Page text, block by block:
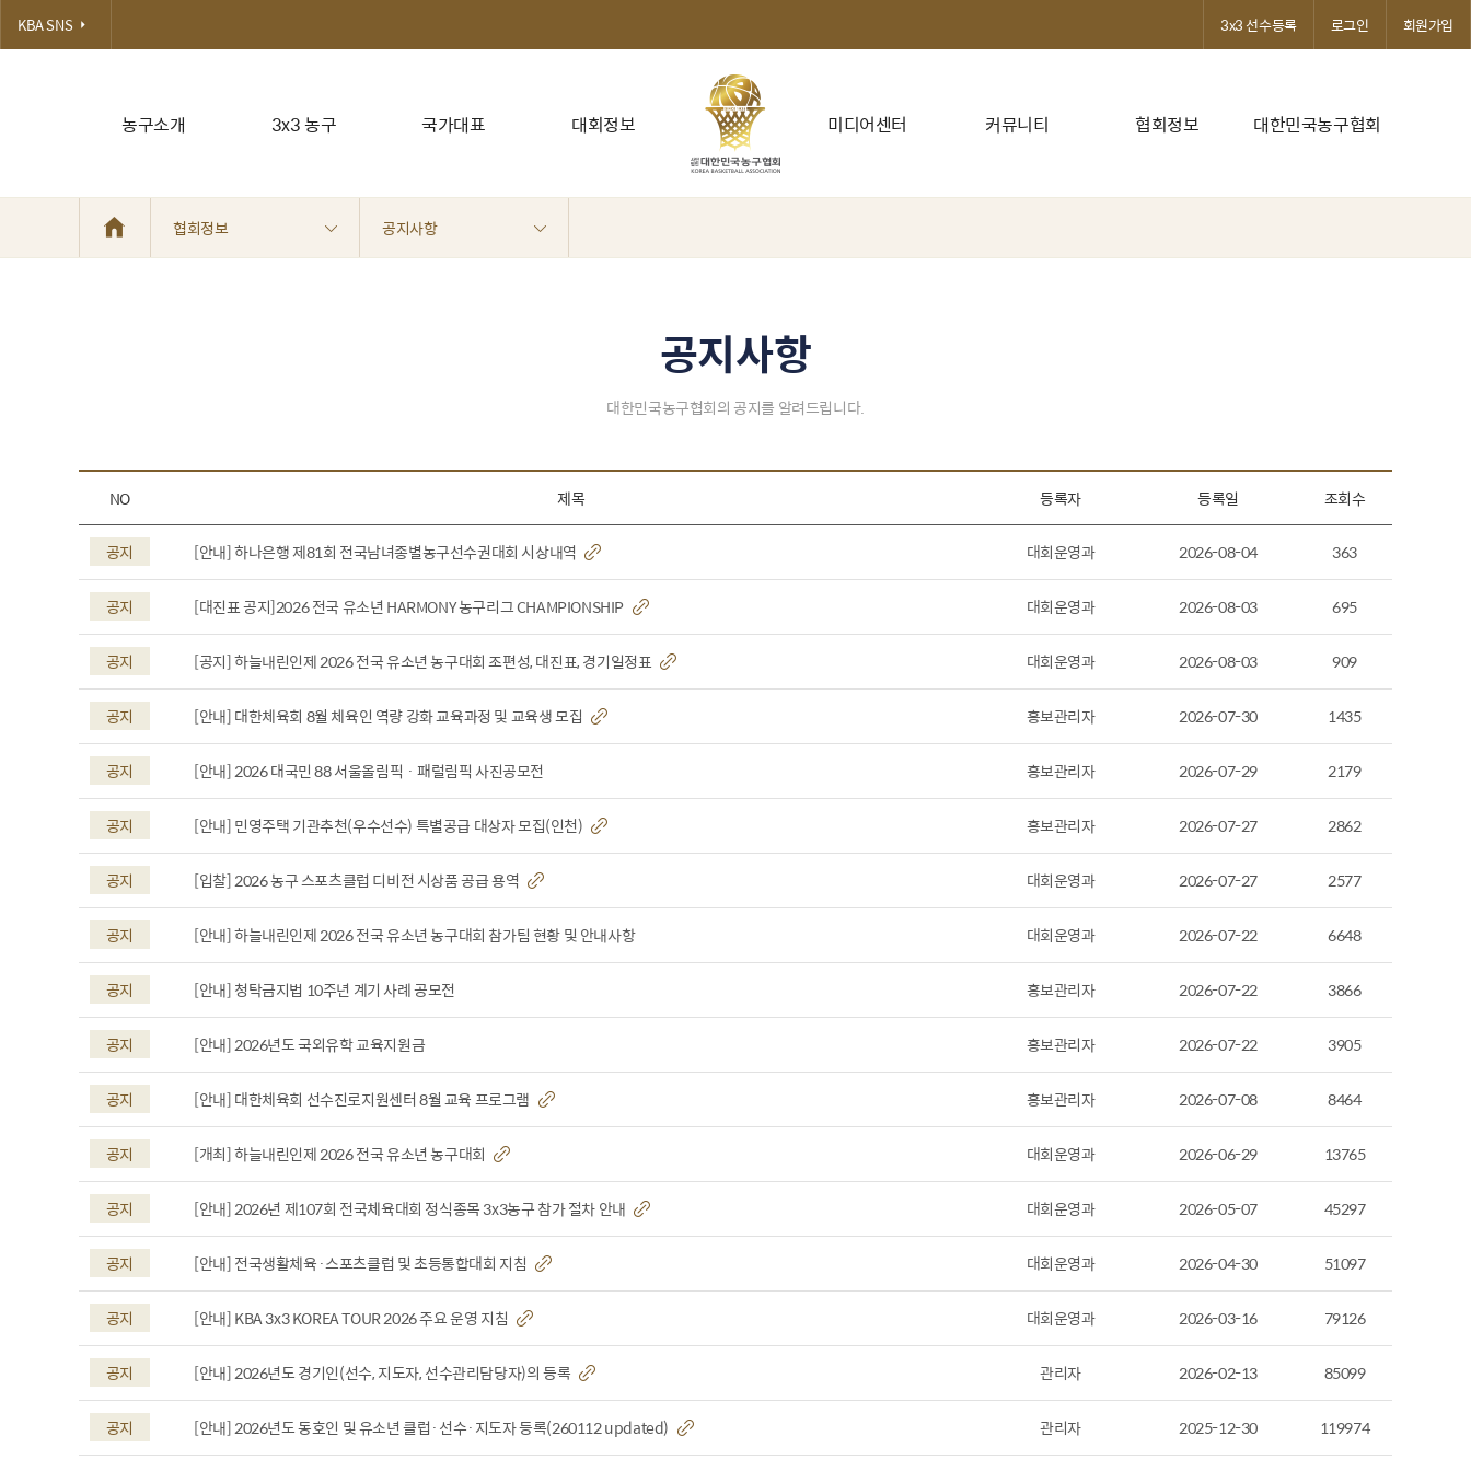
농구소개 3x3 농구 국가대표 대회정보 미디어센터 커뮤니티 협회정보 대한민국농구협회
KBA SNS 3x3 선수등록 로그인 회원가입
협회정보 공지사항
공지사항
대한민국농구협회의 공지를 알려드립니다.
NO 제목 등록자 등록일 조회수
공지 [안내] 하나은행 제81회 전국남녀종별농구선수권대회 시상내역 대회운영과 2026-08-04 363
공지 [대진표 공지]2026 전국 유소년 HARMONY 농구리그 CHAMPIONSHIP 대회운영과 2026-08-03 695
공지 [공지] 하늘내린인제 2026 전국 유소년 농구대회 조편성, 대진표, 경기일정표 대회운영과 2026-08-03 909
공지 [안내] 대한체육회 8월 체육인 역량 강화 교육과정 및 교육생 모집 홍보관리자 2026-07-30 1435
공지 [안내] 2026 대국민 88 서울올림픽 · 패럴림픽 사진공모전 홍보관리자 2026-07-29 2179
공지 [안내] 민영주택 기관추천(우수선수) 특별공급 대상자 모집(인천) 홍보관리자 2026-07-27 2862
공지 [입찰] 2026 농구 스포츠클럽 디비전 시상품 공급 용역 대회운영과 2026-07-27 2577
공지 [안내] 하늘내린인제 2026 전국 유소년 농구대회 참가팀 현황 및 안내사항 대회운영과 2026-07-22 6648
공지 [안내] 청탁금지법 10주년 계기 사례 공모전 홍보관리자 2026-07-22 3866
공지 [안내] 2026년도 국외유학 교육지원금 홍보관리자 2026-07-22 3905
공지 [안내] 대한체육회 선수진로지원센터 8월 교육 프로그램 홍보관리자 2026-07-08 8464
공지 [개최] 하늘내린인제 2026 전국 유소년 농구대회 대회운영과 2026-06-29 13765
공지 [안내] 2026년 제107회 전국체육대회 정식종목 3x3농구 참가 절차 안내 대회운영과 2026-05-07 45297
공지 [안내] 전국생활체육·스포츠클럽 및 초등통합대회 지침 대회운영과 2026-04-30 51097
공지 [안내] KBA 3x3 KOREA TOUR 2026 주요 운영 지침 대회운영과 2026-03-16 79126
공지 [안내] 2026년도 경기인(선수, 지도자, 선수관리담당자)의 등록 관리자 2026-02-13 85099
공지 [안내] 2026년도 동호인 및 유소년 클럽·선수·지도자 등록(260112 updated) 관리자 2025-12-30 119974